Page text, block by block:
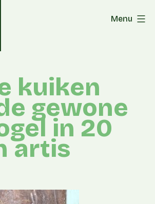
Menu
kuiken
gewone
in 20
artis